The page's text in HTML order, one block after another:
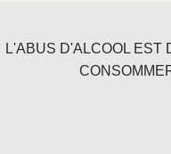
L'ABUS D'ALCOOL EST